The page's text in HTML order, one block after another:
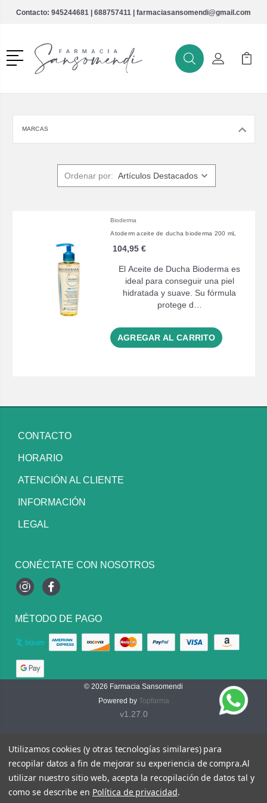
Contacto: 945244681 | 688757411 | farmaciasansomendi@gmail.com
Menú
BuscarMi Cuenta
Mi
MARCAS
Ordenar por:
Bioderma
Atoderm aceite de ducha bioderma 200 mL
104,95 €
El Aceite de Ducha Bioderma es
ideal para conseguir una piel
hidratada y suave. Su fórmula
protege d…
AGREGAR AL CARRITO
CONTACTO
HORARIO
ATENCIÓN AL CLIENTE
INFORMACIÓN
LEGAL
CONÉCTATE CON NOSOTROS
InstagramFacebook
MÉTODO DE PAGO
© 2026 Farmacia Sansomendi
Powered by Topfarma
v1.27.0
Utilizamos cookies (y otras tecnologías similares) para
recopilar datos a fin de mejorar su experiencia de compra.Al
utilizar nuestro sitio web, acepta la recopilación de datos tal y
como se describe en Política de privacidad.